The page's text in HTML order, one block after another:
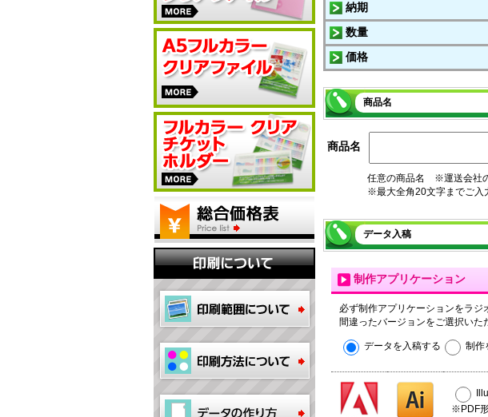
納期
数量
価格
商品名
商品名
任意の商品名 ※運送会社の
※最大全角20文字までご入
データ入稿
制作アプリケーション
必ず制作アプリケーションをラジ
間違ったバージョンをご選択いた
データを入稿する 制作
※PDF